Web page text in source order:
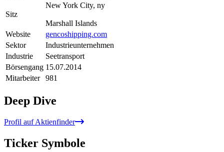
Sitz
New York City, ny
Marshall Islands
Website
gencoshipping.com
Sektor
Industrieunternehmen
Industrie
Seetransport
Börsengang 15.07.2014
Mitarbeiter
981
Deep Dive
Profil auf Aktienfinder
Ticker Symbole